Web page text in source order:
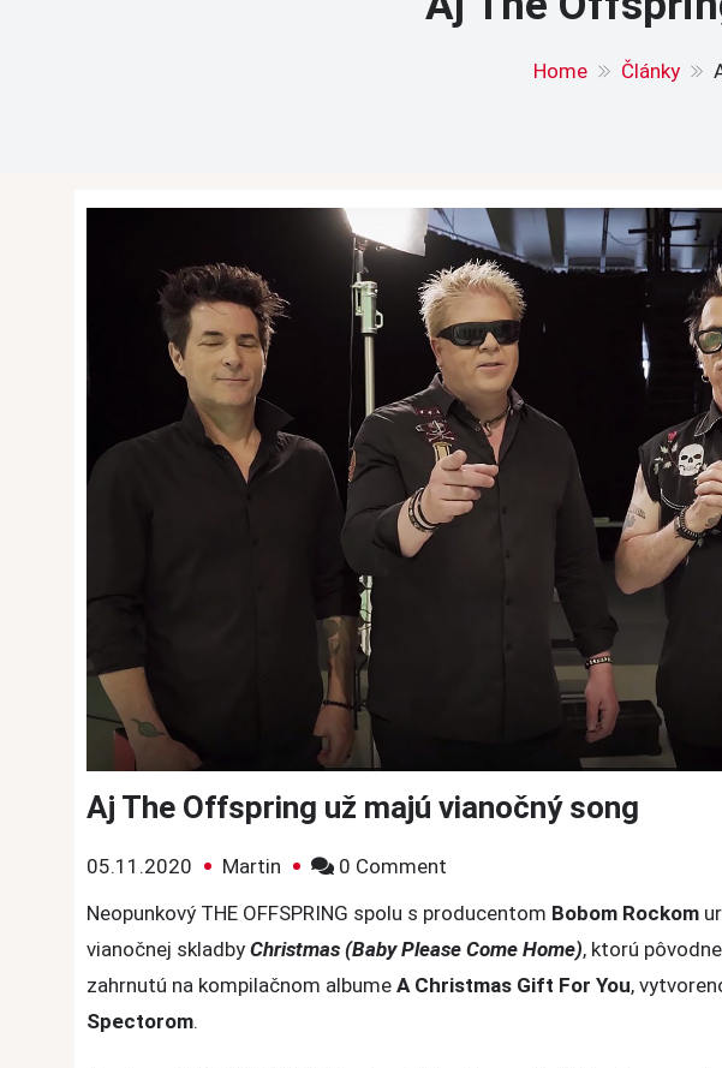
Home Články
Aj The Offspring už majú vianočný song
05.11.2020 Martin 0 Comment
Offspring
už
Neopunkový THE OFFSPRING spolu s producentom Bobom Rockom
vianočnej skladby Christmas (Baby Please Come Home), ktorú
zahrnutú na kompilačnom albume A Christmas Gift For You,
Spectorom.